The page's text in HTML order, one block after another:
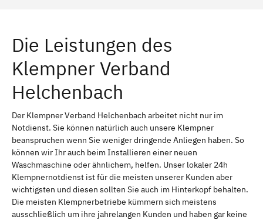
Die Leistungen des
Klempner Verband
Helchenbach
Der Klempner Verband Helchenbach arbeitet nicht nur im
Notdienst. Sie können natürlich auch unsere Klempner
beanspruchen wenn Sie weniger dringende Anliegen haben. So
können wir Ihr auch beim Installieren einer neuen
Waschmaschine oder ähnlichem, helfen. Unser lokaler 24h
Klempnernotdienst ist für die meisten unserer Kunden aber
wichtigsten und diesen sollten Sie auch im Hinterkopf behalten.
Die meisten Klempnerbetriebe kümmern sich meistens
ausschließlich um ihre jahrelangen Kunden und haben gar keine